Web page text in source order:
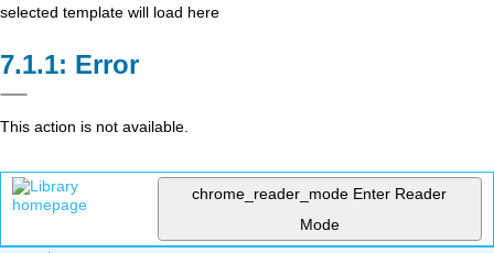
selected template will load here
Error
This action is not available.
chrome_reader_mode Enter Reader
Mode